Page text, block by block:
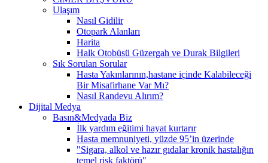
Ulaşım
Nasıl Gidilir
Otopark Alanları
Harita
Halk Otobüsü Güzergah ve Durak Bilgileri
Sık Sorulan Sorular
Hasta Yakınlarının,hastane içinde Kalabileceği
Bir Misafirhane Var Mı?
Nasıl Randevu Alırım?
Dijital Medya
Basın&Medyada Biz
İlk yardım eğitimi hayat kurtarır
Hasta memnuniyeti, yüzde 95’in üzerinde
"Sigara, alkol ve hazır gıdalar kronik hastalığın
temel risk faktörü"